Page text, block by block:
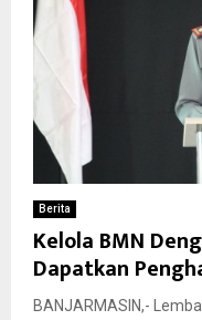
Berita
Kelola BMN
Dapatkan
BANJARMASIN,-